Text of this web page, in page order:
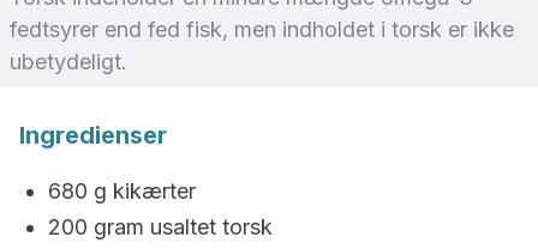
fedtsyrer end fed fisk, men indholdet i torsk er ikke
ubetydeligt.
Ingredienser
680 g kikærter
200 gram usaltet torsk